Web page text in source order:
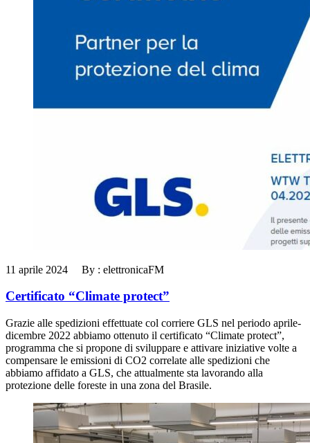
11 aprile 2024 By : elettronicaFM
Certificato “Climate protect”
Grazie alle spedizioni effettuate col corriere GLS nel periodo aprile-
dicembre 2022 abbiamo ottenuto il certificato “Climate protect”,
programma che si propone di sviluppare e attivare iniziative volte a
compensare le emissioni di CO2 correlate alle spedizioni che
abbiamo affidato a GLS, che attualmente sta lavorando alla
protezione delle foreste in una zona del Brasile.